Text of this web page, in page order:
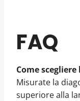
FAQ
Come
Misurate la
superiore alla